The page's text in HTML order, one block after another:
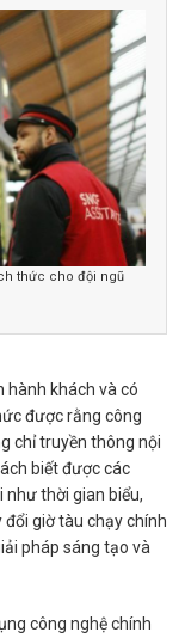
thức cho đội ngũ
hành khách và có
được rằng công
chỉ truyền thông nội
biết được các
thời gian biểu,
giờ tàu chạy chính
pháp sáng tạo và
công nghệ chính